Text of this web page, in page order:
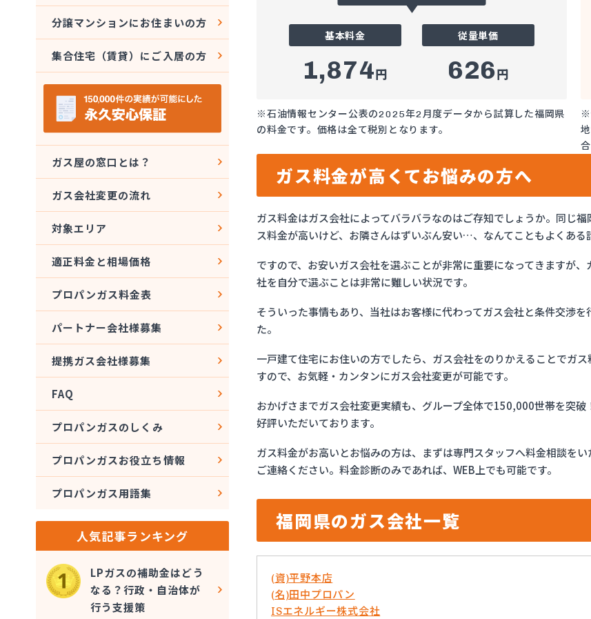
基本料金
1,874円
従量単価
626円
※石油情報センター公表の2025年2月度データから試算した福岡県
の料金です。価格は全て税別となります。
※
ガス料金が高くてお悩みの方へ
ガス料金はガス会社によってバラバラなのはご存知でしょうか。同じ
ス料金が高いけど、お隣さんはずいぶん安い…、なんてこともよくある
ですので、お安いガス会社を選ぶことが非常に重要になってきますが
社を自分で選ぶことは非常に難しい状況です。
そういった事情もあり、当社はお客様に代わってガス会社と条件交渉
た。
一戸建て住宅にお住いの方でしたら、ガス会社をのりかえることでガ
すので、お気軽・カンタンにガス会社変更が可能です。
おかげさまでガス会社変更実績も、グループ全体で150,000世帯を突
好評いただいております。
ガス料金がお高いとお悩みの方は、まずは専門スタッフへ料金相談を
ご連絡ください。料金診断のみであれば、WEB上でも可能です。
福岡県のガス会社一覧
(資)平野本店
(名)田中プロパン
ISエネルギー株式会社
分譲マンションにお住まいの方
集合住宅（賃貸）にご入居の方
ガス屋の窓口とは？
ガス会社変更の流れ
対象エリア
適正料金と相場価格
プロパンガス料金表
パートナー会社様募集
提携ガス会社様募集
FAQ
プロパンガスのしくみ
プロパンガスお役立ち情報
プロパンガス用語集
人気記事ランキング
LPガスの補助金はどう
なる？行政・自治体が
行う支援策